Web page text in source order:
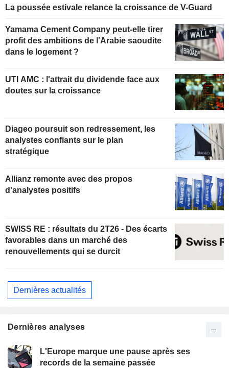
La poussée estivale relance la croissance de V-Guard
Yamama Cement Company peut-elle tirer
profit des ambitions de l'Arabie saoudite
dans le logement ?
UTI AMC : l'attrait du dividende face aux
doutes sur la croissance
Diageo poursuit son redressement, les
analystes confiants sur le plan
stratégique
Allianz remonte avec des propos
d'analystes positifs
SWISS RE : résultats du 2T26 - Des écarts
favorables dans un marché des
renouvellements qui se durcit
Dernières actualités
Dernières analyses
L'Europe marque une pause après ses
records de la semaine passée